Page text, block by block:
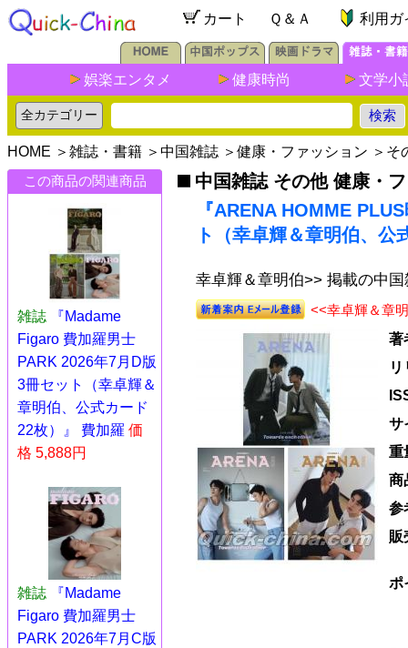
カート Ｑ＆Ａ 利用ガ
娯楽エンタメ 健康時尚 文学小
HOME ＞ 雑誌・書籍 ＞ 中国雑誌 ＞ 健康・ファッション ＞ そ
この商品の関連商品
雑誌
『Madame
Figaro 費加羅男士
PARK 2026年7月D版
3冊セット（幸卓輝＆
章明伯、公式カード
22枚）』 費加羅 価
格 5,888円
雑誌
『Madame
Figaro 費加羅男士
PARK 2026年7月C版
中国雑誌 その他 健康・
『ARENA HOMME
ト（幸卓輝＆章明伯、公
幸卓輝＆章明伯>> 掲載の中
<<幸卓輝＆章
著
サ
重
商
参
販
ポ